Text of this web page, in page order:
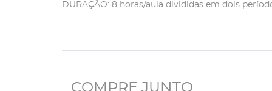
DURAÇÃO: 8 horas/aula divididas em dois
COMPRE JUNTO